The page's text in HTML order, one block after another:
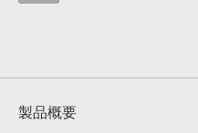
製品概要